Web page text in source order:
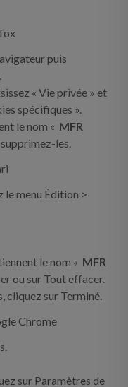
puis
« Vie privée » et
spécifiques ».
le nom « MFR
les.
le menu Édition >
le nom « MFR
ou sur Tout effacer.
cliquez sur Terminé.
Chrome
sur Paramètres de